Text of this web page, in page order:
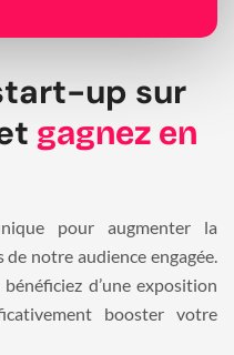
up sur
gagnez en
pour augmenter la
notre audience engagée.
d’une exposition
booster votre